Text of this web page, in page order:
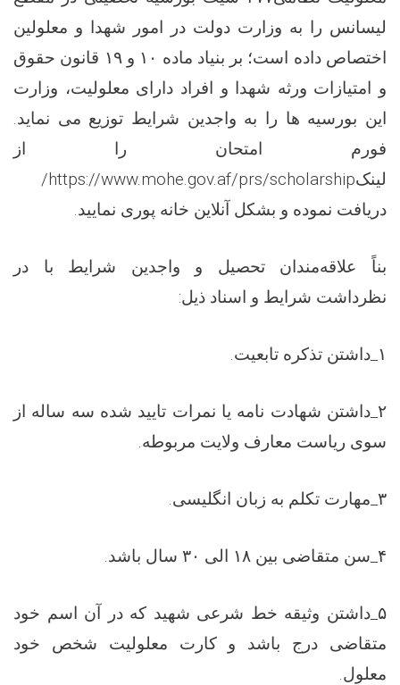
لیسانس را به وزارت دولت در امور شهدا و معلولین
اختصاص داده است؛ بر بنیاد ماده ۱۰ و۱۹ قانون حقوق
و امتیازات ورثه شهدا و افراد دارای معلولیت، وزارت
این بورسیه ها را به واجدین شرایط توزیع می نماید.
فورم امتحان را از
لینکhttps://www.mohe.gov.af/prs/scholarship/
دریافت نموده و بشکل آنلاین خانه پوری نمایید.
بناً علاقه‌مندان تحصیل و واجدین شرایط با در
نظرداشت شرایط و اسناد ذیل:
۱ داشتن تذکره تابعیت.
۲ داشتن شهادت نامه یا نمرات تایید شده سه ساله از
سوی ریاست معارف ولایت مربوطه.
۳ مهارت تکلم به زبان انگلیسی.
۴ سن متقاضی بین ۱۸ الی ۳۰ سال باشد .
۵ داشتن وثیقه خط شرعی شهید که در آن اسم خود
متقاضی درج باشد و کارت معلولیت شخص خود
معلول.